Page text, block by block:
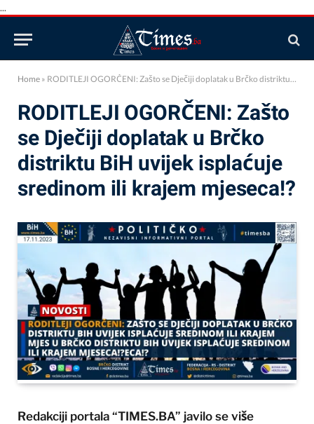
...
Home » RODITLEJI OGORČENI: Zašto se Dječiji doplatak u Brčko distriktu BiH uvijek isplaćuje sredinom ili krajem mjeseca!?
RODITLEJI OGORČENI: Zašto
se Dječiji doplatak u Brčko
distriktu BiH uvijek isplaćuje
sredinom ili krajem mjeseca!?
Redakciji portala “TIMES.BA” javilo se više